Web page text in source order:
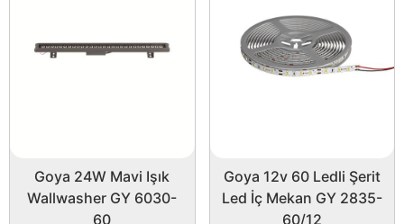
Goya 24W Mavi Işık
Wallwasher GY 6030-
60
Goya 12v 60 Ledli Şerit
Led İç Mekan GY 2835-
60/12